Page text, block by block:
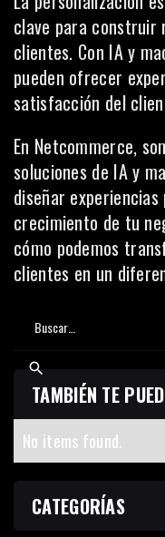
clave para construir
clientes. Con IA y
pueden ofrecer
satisfacción del
En Netcommerce,
soluciones de IA y
diseñar
crecimiento de tu
cómo podemos
clientes en un
TAMBIÉN TE
No items found.
CATEGORÍAS